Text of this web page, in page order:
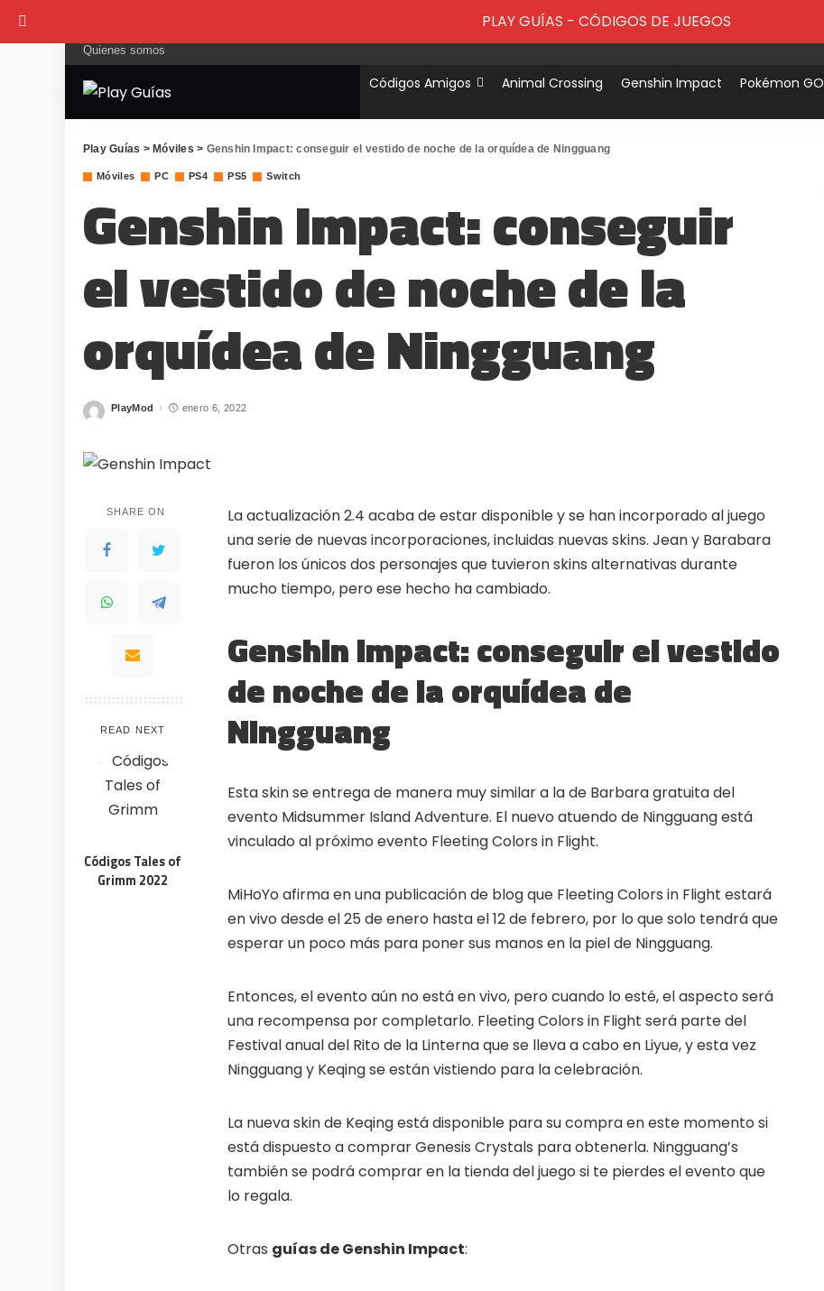
Quienes somos
Códigos Amigos Animal Crossing Genshin Impact Pokémon GO
WHY JOIN THE CHANNEL?
ALL PERKS — ZERO NOISE • 100% FREE
💎100% FREE to join
No subscription, no credit card required —
Get exclusive codes and strategies before
🎁Limited-time game codes
Temporary download keys — grab them
Global contests to win full Steam games
& gift cards
Zero Ads • Zero Spam
No promotions, no junk — just pure
📲 Instant Telegram Delivery
Everything arrives directly — faster than
Exclusive guides & secrets never published
🌍
Join gamers worldwide and get real-time
alerts
Play Guías > Móviles > Genshin Impact: conseguir el vestido de noche de la orquídea de Ningguang
Móviles PC PS4 PS5 Switch
Genshin Impact: conseguir
el vestido de noche de la
orquídea de Ningguang
Posted
PlayMod enero 6, 2022
SHARE ON
READ NEXT
Códigos Tales of
Grimm 2022
La actualización 2.4 acaba de estar disponible y se han incorporado al juego
una serie de nuevas incorporaciones, incluidas nuevas skins. Jean y Barabara
fueron los únicos dos personajes que tuvieron skins alternativas durante
mucho tiempo, pero ese hecho ha cambiado.
Genshin Impact: conseguir el vestido
de noche de la orquídea de
Ningguang
Esta skin se entrega de manera muy similar a la de Barbara gratuita del
evento Midsummer Island Adventure. El nuevo atuendo de Ningguang está
vinculado al próximo evento Fleeting Colors in Flight.
MiHoYo afirma en una publicación de blog que Fleeting Colors in Flight estará
en vivo desde el 25 de enero hasta el 12 de febrero, por lo que solo tendrá que
esperar un poco más para poner sus manos en la piel de Ningguang.
Entonces, el evento aún no está en vivo, pero cuando lo esté, el aspecto será
una recompensa por completarlo. Fleeting Colors in Flight será parte del
Festival anual del Rito de la Linterna que se lleva a cabo en Liyue, y esta vez
Ningguang y Keqing se están vistiendo para la celebración.
La nueva skin de Keqing está disponible para su compra en este momento si
está dispuesto a comprar Genesis Crystals para obtenerla. Ningguang’s
también se podrá comprar en la tienda del juego si te pierdes el evento que
lo regala.
Otras guías de Genshin Impact:
PLAY GUÍAS - CÓDIGOS DE JUEGOS